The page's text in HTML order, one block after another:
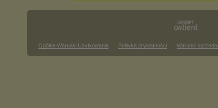
Ogólne Warunki Użytkowania Polityka prywatności Warunki